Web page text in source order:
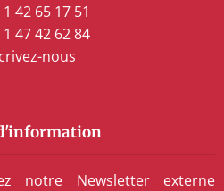
42 65 17 51
1 47 42 62 84
nous
notre Newsletter externe